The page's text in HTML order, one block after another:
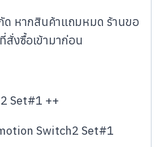
หากสินค้าแถมหมด ร้านขอ
สั่งซื้อเข้ามาก่อน
Set#1 ++
Switch2 Set#1